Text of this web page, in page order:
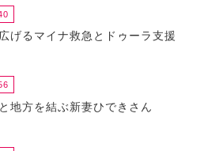
げるマイナ救急とドゥーラ支援
地方を結ぶ新妻ひできさん